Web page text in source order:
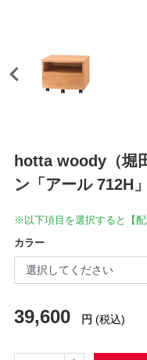
hotta woody（堀
ン「アール 712H
※以下項目を選択すると【
カラー
39,600 円 (税込)